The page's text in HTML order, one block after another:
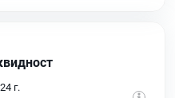
г.